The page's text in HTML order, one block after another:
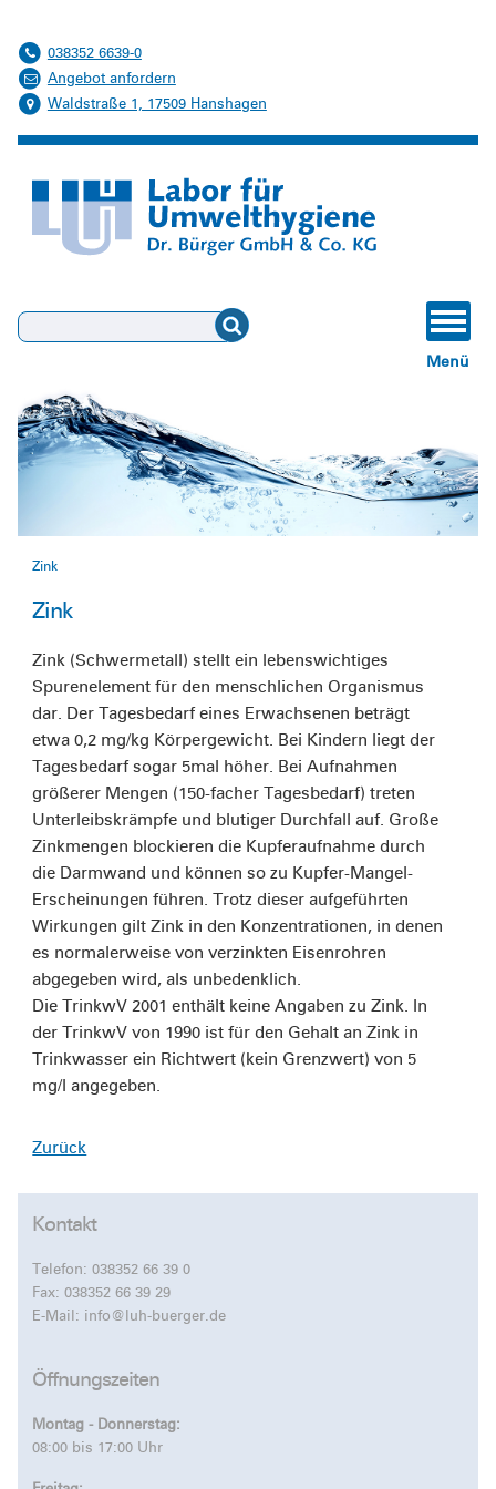
038352 6639-0
Angebot anfordern
Waldstraße 1, 17509 Hanshagen
Suchen
Menü
Zink
Zink
Zink (Schwermetall) stellt ein lebenswichtiges
Spurenelement für den menschlichen Organismus
dar. Der Tagesbedarf eines Erwachsenen beträgt
etwa 0,2 mg/kg Körpergewicht. Bei Kindern liegt der
Tagesbedarf sogar 5mal höher. Bei Aufnahmen
größerer Mengen (150-facher Tagesbedarf) treten
Unterleibskrämpfe und blutiger Durchfall auf. Große
Zinkmengen blockieren die Kupferaufnahme durch
die Darmwand und können so zu Kupfer-Mangel-
Erscheinungen führen. Trotz dieser aufgeführten
Wirkungen gilt Zink in den Konzentrationen, in denen
es normalerweise von verzinkten Eisenrohren
abgegeben wird, als unbedenklich.
Die TrinkwV 2001 enthält keine Angaben zu Zink. In
der TrinkwV von 1990 ist für den Gehalt an Zink in
Trinkwasser ein Richtwert (kein Grenzwert) von 5
mg/l angegeben.
Zurück
Kontakt
Telefon:038352 66 39 0
Fax: 038352 66 39 29
E-Mail: info@luh-buerger.de
Öffnungszeiten
Montag - Donnerstag:
08:00 bis 17:00 Uhr